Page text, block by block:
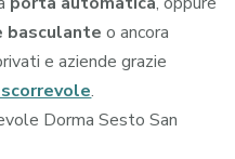
basculante o ancora
e aziende grazie
.